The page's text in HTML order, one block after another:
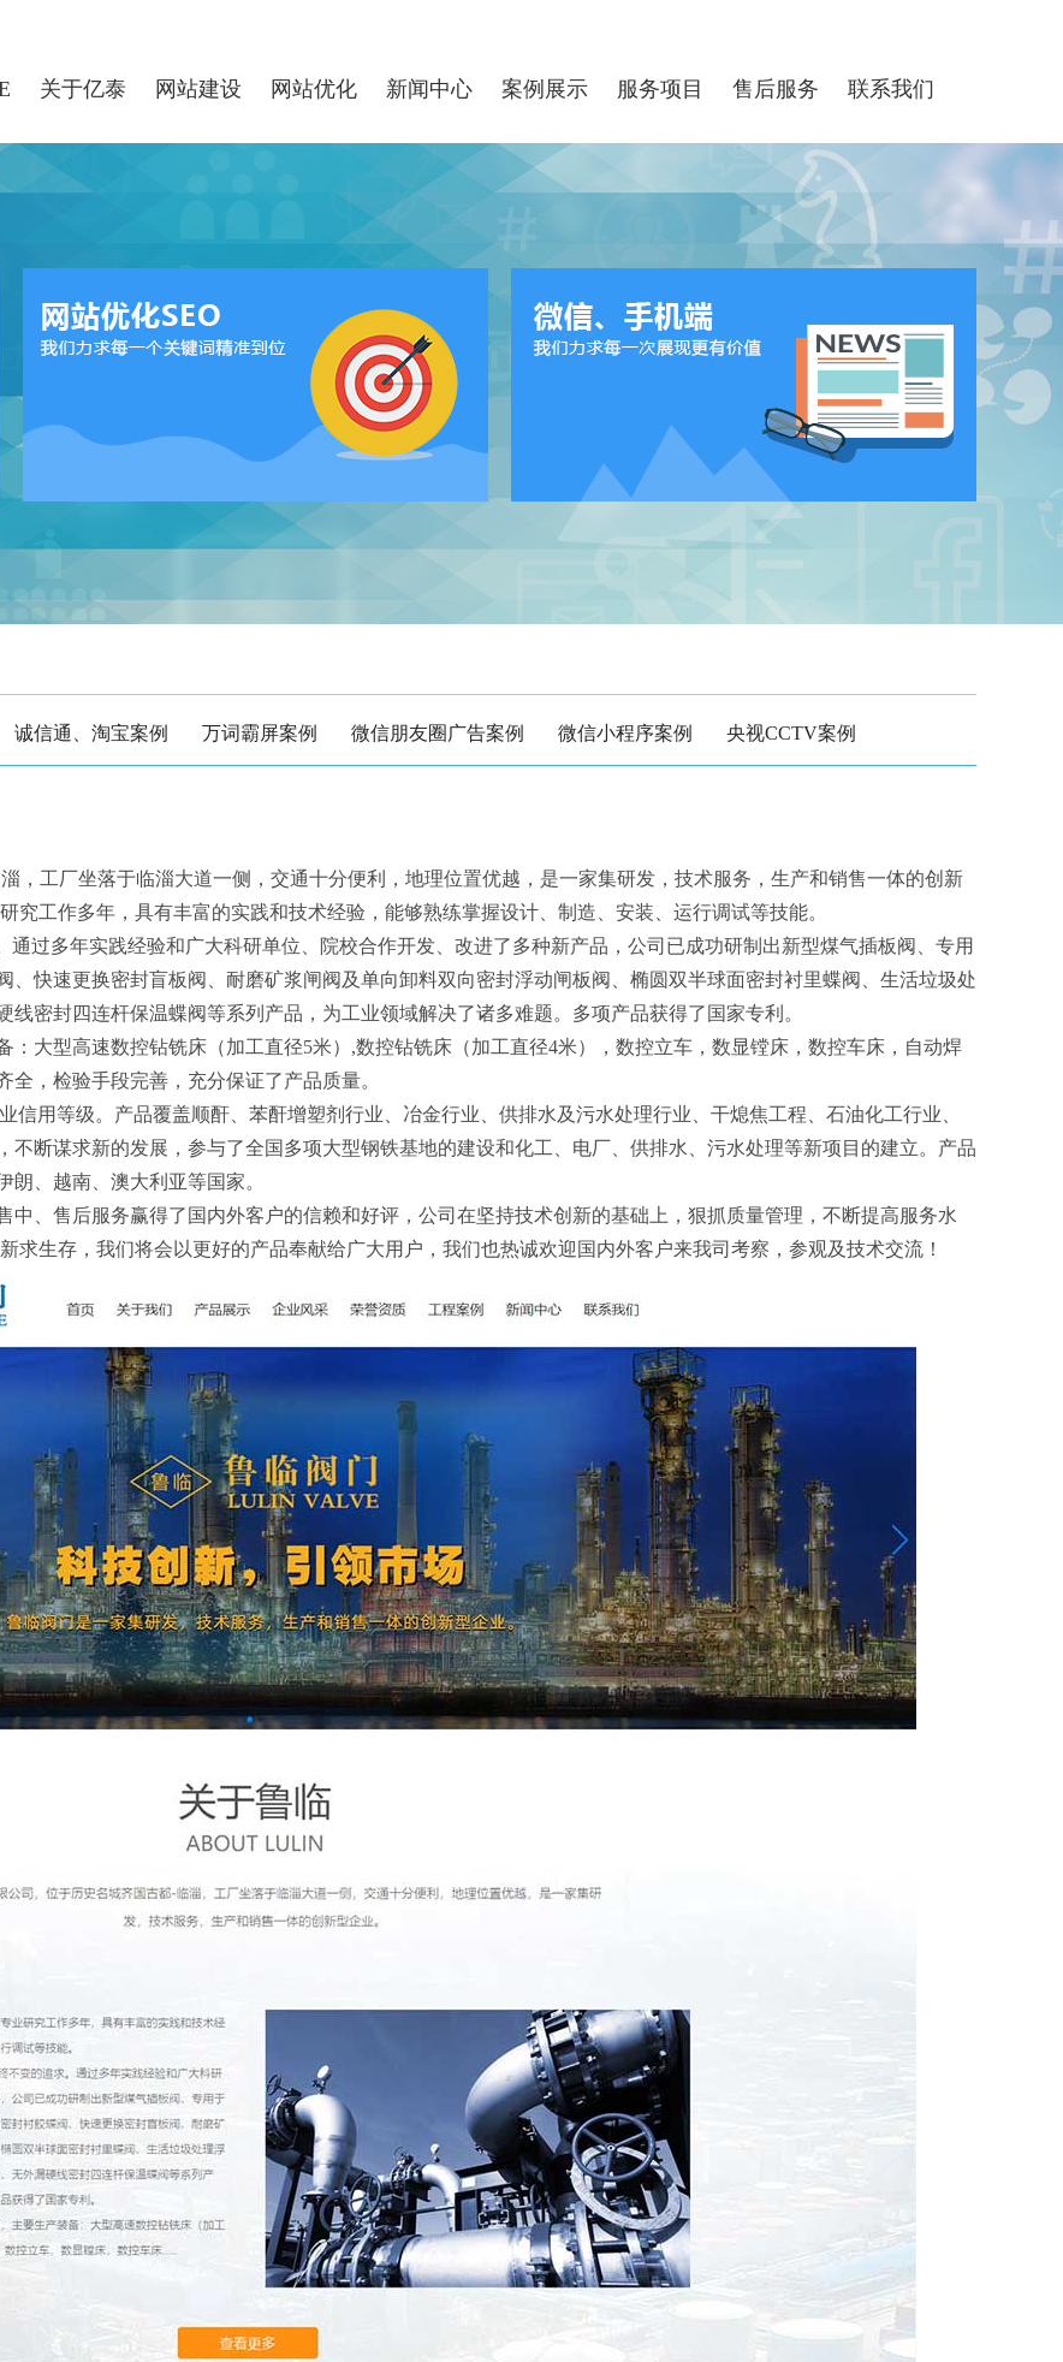
关于亿泰 网站建设 网站优化 新闻中心 案例展示 服务项目 售后服务 联系我们
诚信通、淘宝案例 万词霸屏案例 微信朋友圈广告案例 微信小程序案例 央视CCTV案例
，工厂坐落于临淄大道一侧，交通十分便利，地理位置优越，是一家集研发，技术服务，生产和销售一体的创新
究工作多年，具有丰富的实践和技术经验，能够熟练掌握设计、制造、安装、运行调试等技能。
通过多年实践经验和广大科研单位、院校合作开发、改进了多种新产品，公司已成功研制出新型煤气插板阀、专用
快速更换密封盲板阀、耐磨矿浆闸阀及单向卸料双向密封浮动闸板阀、椭圆双半球面密封衬里蝶阀、生活垃圾处
密封四连杆保温蝶阀等系列产品，为工业领域解决了诸多难题。多项产品获得了国家专利。
大型高速数控钻铣床（加工直径5米）,数控钻铣床（加工直径4米），数控立车，数显镗床，数控车床，自动焊
，检验手段完善，充分保证了产品质量。
信用等级。产品覆盖顺酐、苯酐增塑剂行业、冶金行业、供排水及污水处理行业、干熄焦工程、石油化工行业、
断谋求新的发展，参与了全国多项大型钢铁基地的建设和化工、电厂、供排水、污水处理等新项目的建立。产品
、越南、澳大利亚等国家。
中、售后服务赢得了国内外客户的信赖和好评，公司在坚持技术创新的基础上，狠抓质量管理，不断提高服务水
求生存，我们将会以更好的产品奉献给广大用户，我们也热诚欢迎国内外客户来我司考察，参观及技术交流！